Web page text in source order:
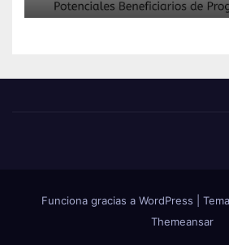
Funciona gracias a WordPress
Themeansar